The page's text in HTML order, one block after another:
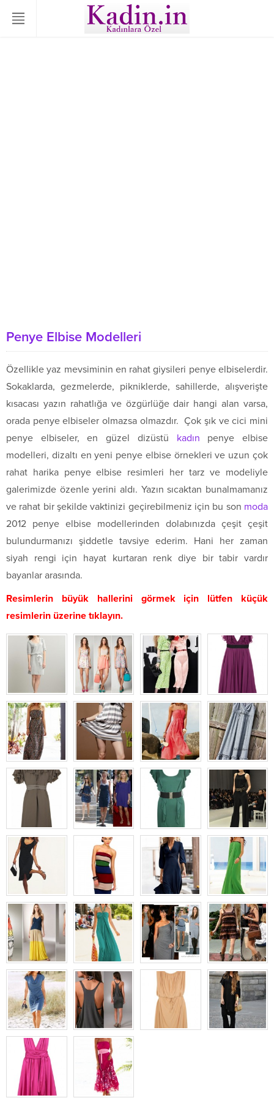
Penye Elbise Modelleri
Özellikle yaz mevsiminin en rahat giysileri penye elbiselerdir.
Sokaklarda, gezmelerde, pikniklerde, sahillerde, alışverişte
kısacası yazın rahatlığa ve özgürlüğe dair hangi alan varsa,
orada penye elbiseler olmazsa olmazdır. Çok şık ve cici mini
penye elbiseler, en güzel dizüstü kadın penye elbise
modelleri, dizaltı en yeni penye elbise örnekleri ve uzun çok
rahat harika penye elbise resimleri her tarz ve modeliyle
galerimizde özenle yerini aldı. Yazın sıcaktan bunalmamanız
ve rahat bir şekilde vaktinizi geçirebilmeniz için bu son moda
2012 penye elbise modellerinden dolabınızda çeşit çeşit
bulundurmanızı şiddetle tavsiye ederim. Hani her zaman
siyah rengi için hayat kurtaran renk diye bir tabir vardır
bayanlar arasında.
Resimlerin büyük hallerini görmek için lütfen küçük
resimlerin üzerine tıklayın.